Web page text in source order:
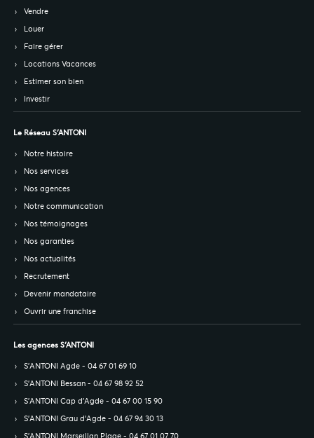
Vendre
Louer
Faire gérer
Locations Vacances
Estimer son bien
Investir
Le Réseau S’ANTONI
Notre histoire
Nos services
Nos agences
Notre communication
Nos témoignages
Nos garanties
Nos actualités
Recrutement
Devenir mandataire
Ouvrir une franchise
Les agences S’ANTONI
S’ANTONI Agde - 04 67 01 69 10
S’ANTONI Bessan - 04 67 98 92 52
S’ANTONI Cap d'Agde - 04 67 00 15 90
S’ANTONI Grau d'Agde - 04 67 94 30 13
S’ANTONI Marseillan Plage - 04 67 01 07 70